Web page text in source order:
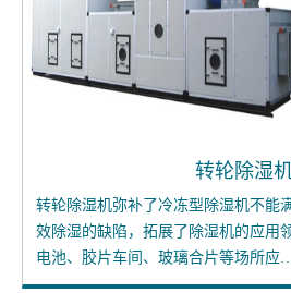
转轮除湿
转轮除湿机弥补了冷冻型除湿机不能
效除湿的缺陷，拓展了除湿机的应用
电池、胶片车间、玻璃合片等场所应